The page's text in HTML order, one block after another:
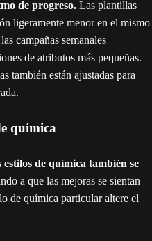
de progreso. Las plantillas
ligeramente menor en el mismo
campañas semanales
de atributos más pequeñas.
también están ajustadas para
química
estilos de química también se
a que las mejoras se sientan
de química particular altere el